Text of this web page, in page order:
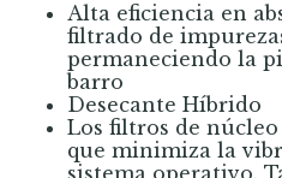
Alta eficiencia en
filtrado de
permaneciendo la
barro
Desecante Híbrido
Los filtros de
que minimiza la